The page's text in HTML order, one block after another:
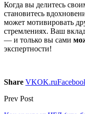
Когда вы делитесь
становитесь
может мотивировать
стремлениях. Ваш
— и только вы сами
экспертности!
Share VKOK.ru
Prev Post